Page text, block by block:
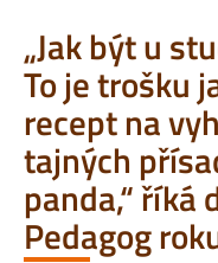
„Jak být u
To je trošku
recept na
tajných
panda,“ říká
Pedagog